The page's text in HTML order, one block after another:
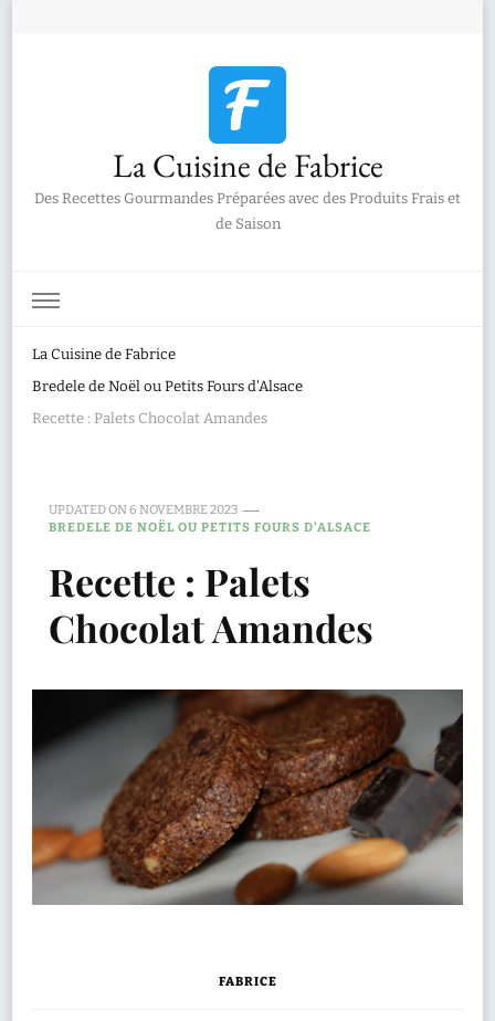
La Cuisine de Fabrice
Des Recettes Gourmandes Préparées avec des Produits Frais et
de Saison
La Cuisine de Fabrice
Bredele de Noël ou Petits Fours d'Alsace
Recette : Palets Chocolat Amandes
UPDATED ON6 NOVEMBRE 2023
BREDELE DE NOËL OU PETITS FOURS D'ALSACE
Recette : Palets
Chocolat Amandes
FABRICE